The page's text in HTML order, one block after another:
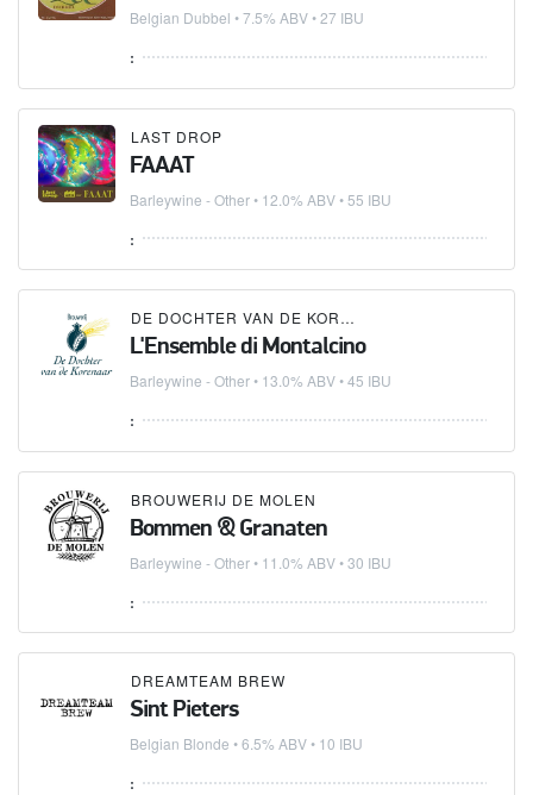
Belgian Dubbel • 7.5% ABV • 27 IBU
:
LAST DROP
FAAAT
Barleywine - Other• 12.0% ABV • 55 IBU
:
DE DOCHTER VAN DE KORENAAR
L'Ensemble di Montalcino
Barleywine - Other• 13.0% ABV • 45 IBU
:
BROUWERIJ DE MOLEN
Bommen & Granaten
Barleywine - Other• 11.0% ABV • 30 IBU
:
DREAMTEAM BREW
Sint Pieters
Belgian Blonde • 6.5% ABV • 10 IBU
: